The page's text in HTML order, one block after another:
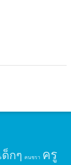
กๆ คนชรา ครู